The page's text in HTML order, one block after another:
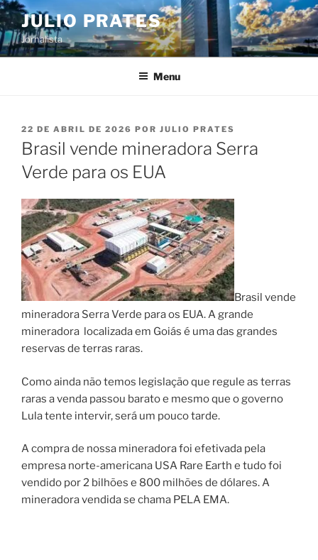
Pular
para
o
conteúdo
JULIO PRATES
Jornalista
Menu
PUBLICADO
EM
22 DE ABRIL DE 2026 POR JULIO PRATES
Brasil vende mineradora Serra
Verde para os EUA
Brasil vende
mineradora Serra Verde para os EUA. A grande
mineradora localizada em Goiás é uma das grandes
reservas de terras raras.
Como ainda não temos legislação que regule as terras
raras a venda passou barato e mesmo que o governo
Lula tente intervir, será um pouco tarde.
A compra de nossa mineradora foi efetivada pela
empresa norte-americana USA Rare Earth e tudo foi
vendido por 2 bilhões e 800 milhões de dólares. A
mineradora vendida se chama PELA EMA.